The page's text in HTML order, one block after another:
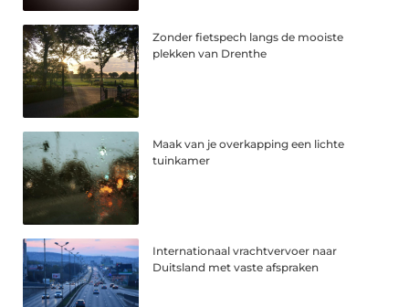
Zonder fietspech langs de mooiste
plekken van Drenthe
Maak van je overkapping een lichte
tuinkamer
Internationaal vrachtvervoer naar
Duitsland met vaste afspraken